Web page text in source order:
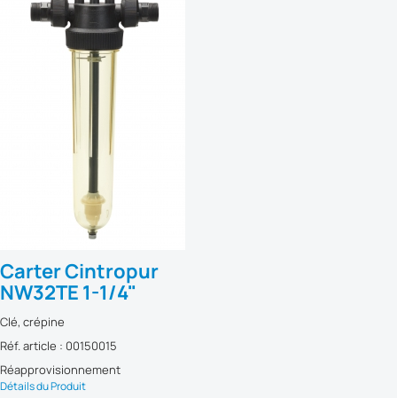
Carter Cintropur
NW32TE 1-1/4"
Clé, crépine
Réf. article : 00150015
Réapprovisionnement
Détails du Produit